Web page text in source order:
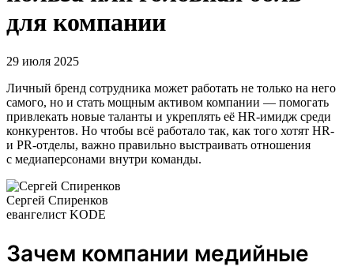
для компании
29 июля 2025
Личный бренд сотрудника может работать не только на него
самого, но и стать мощным активом компании — помогать
привлекать новые таланты и укреплять её HR-имидж среди
конкурентов. Но чтобы всё работало так, как того хотят HR-
и PR-отделы, важно правильно выстраивать отношения
с медиаперсонами внутри команды.
Сергей Спиренков
евангелист KODE
Зачем компании медийные